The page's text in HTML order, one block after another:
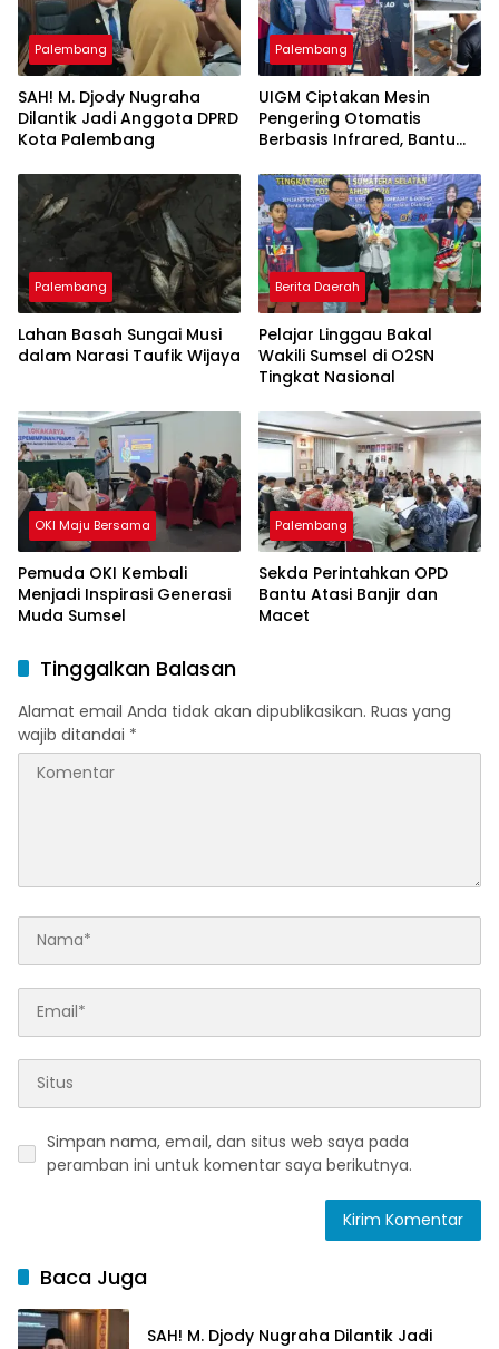
Palembang
SAH! M. Djody Nugraha
Dilantik Jadi Anggota DPRD
Kota Palembang
Palembang
UIGM Ciptakan Mesin
Pengering Otomatis
Berbasis Infrared, Bantu
Pulau Kemaro
Palembang
Lahan Basah Sungai Musi
dalam Narasi Taufik Wijaya
Berita Daerah
Pelajar Linggau Bakal
Wakili Sumsel di O2SN
Tingkat Nasional
OKI Maju Bersama
Pemuda OKI Kembali
Menjadi Inspirasi Generasi
Muda Sumsel
Palembang
Sekda Perintahkan OPD
Bantu Atasi Banjir dan
Macet
Tinggalkan Balasan
Alamat email Anda tidak akan dipublikasikan. Ruas yang
wajib ditandai *
Simpan nama, email, dan situs web saya pada
peramban ini untuk komentar saya berikutnya.
Baca Juga
SAH! M. Djody Nugraha Dilantik Jadi